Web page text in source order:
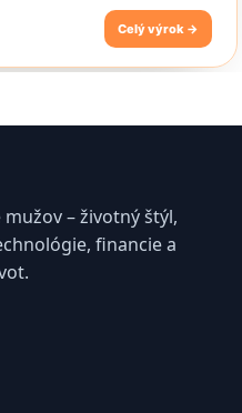
– životný štýl,
financie a